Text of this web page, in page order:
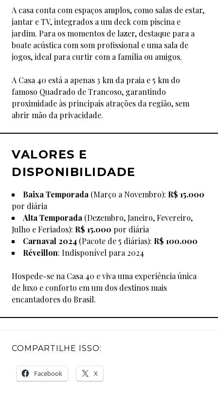
A casa conta com espaços amplos, como salas de estar,
jantar e TV, integrados a um deck com piscina e
jardim. Para os momentos de lazer, destaque para a
boate acústica com som profissional e uma sala de
jogos, ideal para curtir com a família ou amigos.
A Casa 40 está a apenas 3 km da praia e 5 km do
famoso Quadrado de Trancoso, garantindo
proximidade às principais atrações da região, sem
abrir mão da privacidade.
VALORES E
DISPONIBILIDADE
Baixa Temporada (Março a Novembro): R$ 15.000
por diária
Alta Temporada (Dezembro, Janeiro, Fevereiro,
Julho e Feriados): R$ 15.000 por diária
Carnaval 2024 (Pacote de 5 diárias): R$ 100.000
Réveillon: Indisponível para 2024
Hospede-se na Casa 40 e viva uma experiência única
de luxo e conforto em um dos destinos mais
encantadores do Brasil.
COMPARTILHE ISSO:
Facebook X